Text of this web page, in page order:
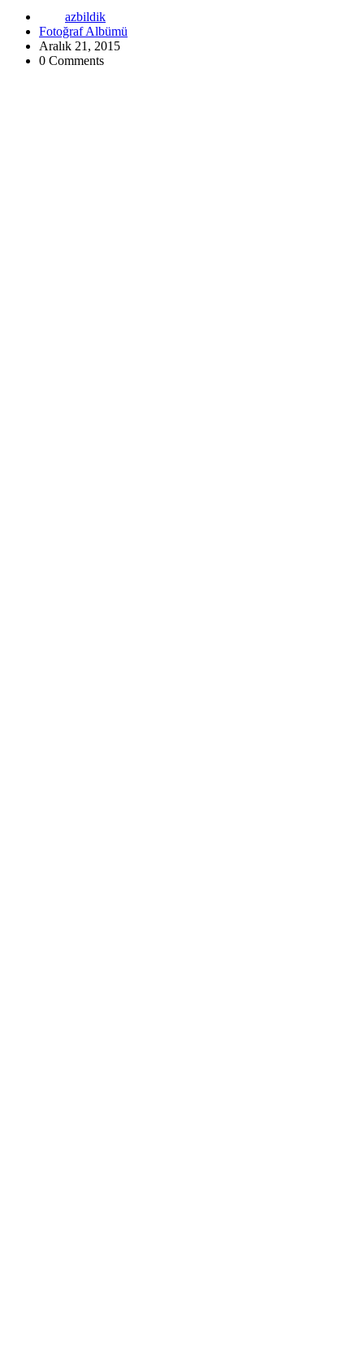
azbildik
Fotoğraf Albümü
Aralık 21, 2015
0 Comments